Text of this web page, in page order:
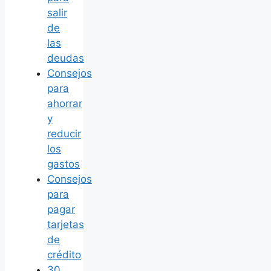
salir
de
las
deudas
Consejos
para
ahorrar
y
reducir
los
gastos
Consejos
para
pagar
tarjetas
de
crédito